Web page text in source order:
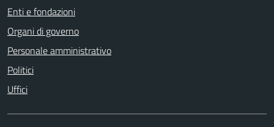
Enti e fondazioni
Organi di governo
Personale amministrativo
Politici
Uffici